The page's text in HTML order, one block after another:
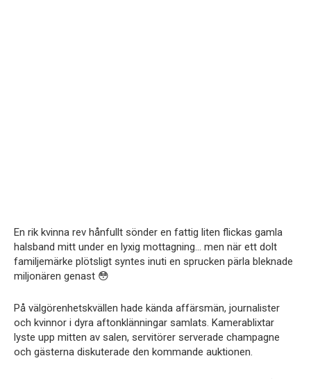
En rik kvinna rev hånfullt sönder en fattig liten flickas gamla
halsband mitt under en lyxig mottagning… men när ett dolt
familjemärke plötsligt syntes inuti en sprucken pärla bleknade
miljonären genast 😳
På välgörenhetskvällen hade kända affärsmän, journalister
och kvinnor i dyra aftonklänningar samlats. Kamerablixtar
lyste upp mitten av salen, servitörer serverade champagne
och gästerna diskuterade den kommande auktionen.